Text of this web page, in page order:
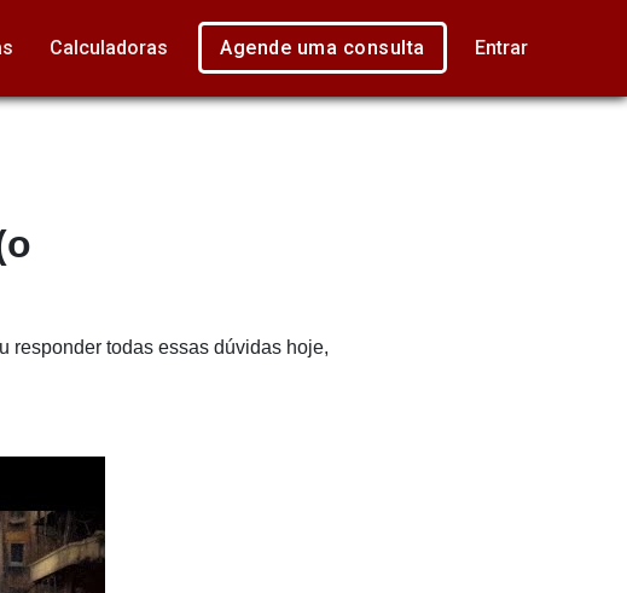
Calculadoras Agende uma consulta Entrar
responder todas essas dúvidas hoje,